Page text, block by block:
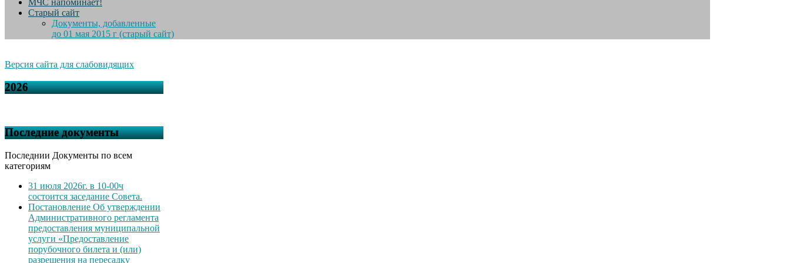
МЧС напоминает!
Старый сайт
Документы, добавленные
до 01 мая 2015 г (старый сайт)
Версия сайта для слабовидящих
2026
Последние документы
Последнии Документы по всем
категориям
31 июля 2026г. в 10-00ч
состоится заседание Совета.
Постановление Об утверждении
Административного регламента
предоставления муниципальной
услуги «Предоставление
порубочного билета и (или)
разрешения на пересадку